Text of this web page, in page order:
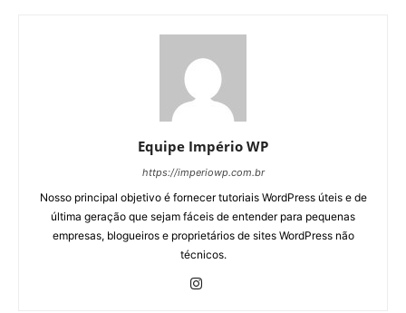
Equipe Império WP
https://imperiowp.com.br
Nosso principal objetivo é fornecer tutoriais WordPress úteis e de
última geração que sejam fáceis de entender para pequenas
empresas, blogueiros e proprietários de sites WordPress não
técnicos.